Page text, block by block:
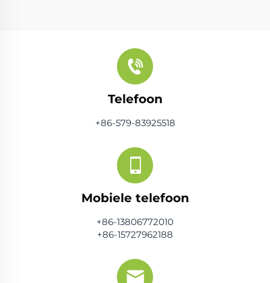
Telefoon
+86-579-83925518
Mobiele telefoon
+86-13806772010
+86-15727962188